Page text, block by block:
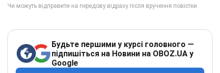
Будьте першими у курсі головного —
підпишіться на Новини на OBOZ.UA у
Google